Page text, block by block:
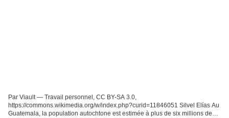
Par Viault — Travail personnel, CC BY-SA 3.0,
https://commons.wikimedia.org/w/index.php?curid=11846051 Silvel Elías Au
Guatemala, la population autochtone est estimée à plus de six millions de